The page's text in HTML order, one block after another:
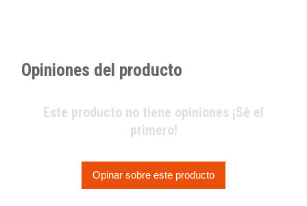
Opiniones del producto
Este producto no tiene opiniones ¡Sé el
primero!
Opinar sobre este producto